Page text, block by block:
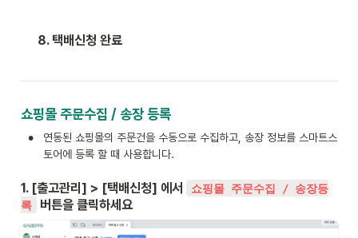
8. 택배신청 완료
쇼핑몰 주문수집 / 송장 등록
•
연동된 쇼핑몰의 주문건을 수동으로 수집하고, 송장 정보를 스마트스
토어에 등록 할 때 사용합니다.
1. [출고관리] > [택배신청] 에서
쇼핑몰 주문수집 / 송장등
록
버튼을 클릭하세요